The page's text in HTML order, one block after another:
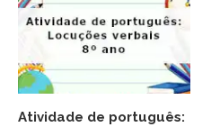
Atividade de português: